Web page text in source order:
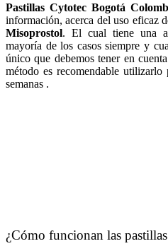
Pastillas Cytotec Bogotá
información, acerca del uso eficaz
Misoprostol. El cual tiene una
mayoría de los casos siempre y
único que debemos tener en
método es recomendable utilizarlo
semanas .
¿Cómo funcionan las